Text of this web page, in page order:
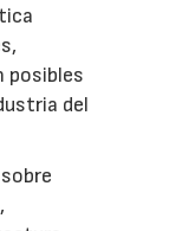
posibles
del